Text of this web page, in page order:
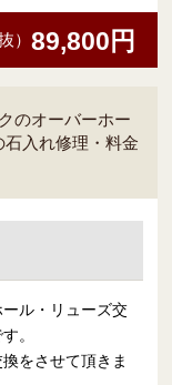
） 89,800円
のオーバーホー
入れ修理・料金
ル・リューズ交
。
をさせて頂きま